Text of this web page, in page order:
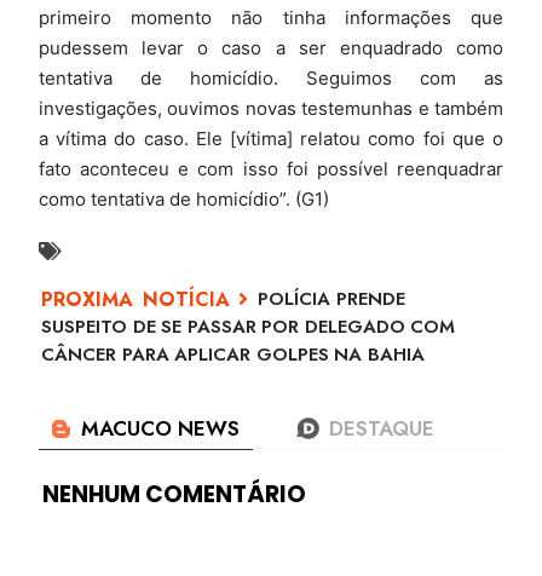
primeiro momento não tinha informações que
pudessem levar o caso a ser enquadrado como
tentativa de homicídio. Seguimos com as
investigações, ouvimos novas testemunhas e também
a vítima do caso. Ele [vítima] relatou como foi que o
fato aconteceu e com isso foi possível reenquadrar
como tentativa de homicídio”. (G1)
POLÍCIA PRENDE
SUSPEITO DE SE PASSAR POR DELEGADO COM
CÂNCER PARA APLICAR GOLPES NA BAHIA
NENHUM COMENTÁRIO